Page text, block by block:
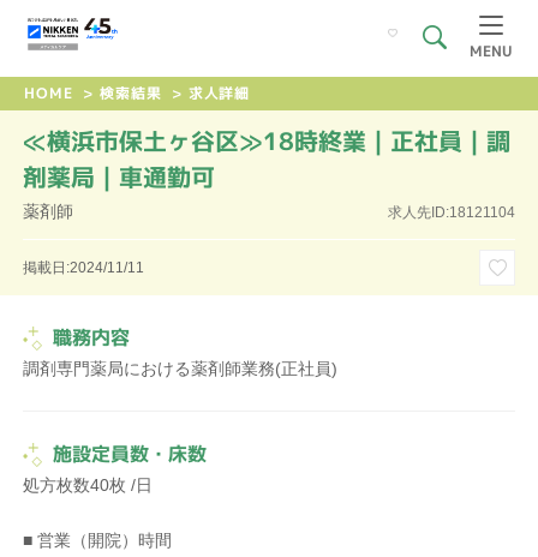
MENU
HOME > 検索結果 > 求人詳細
≪横浜市保土ヶ谷区≫18時終業｜正社員｜調
剤薬局｜車通勤可
薬剤師 求人先ID:18121104
掲載日:2024/11/11
職務内容
調剤専門薬局における薬剤師業務(正社員)
施設定員数・床数
処方枚数40枚 /日
■ 営業（開院）時間